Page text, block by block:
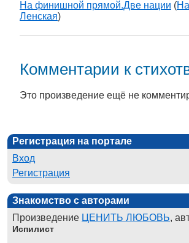
На финишной прямой.Две нации (
Ленская)
Комментарии к
Это произведение ещё не
Регистрация на портале
Вход
Регистрация
Знакомство с авторами
Произведение ЦЕНИТЬ ЛЮБОВЬ,
Испилист